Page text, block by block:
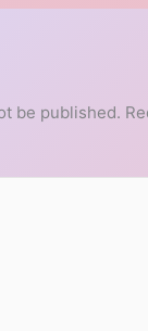
be published.